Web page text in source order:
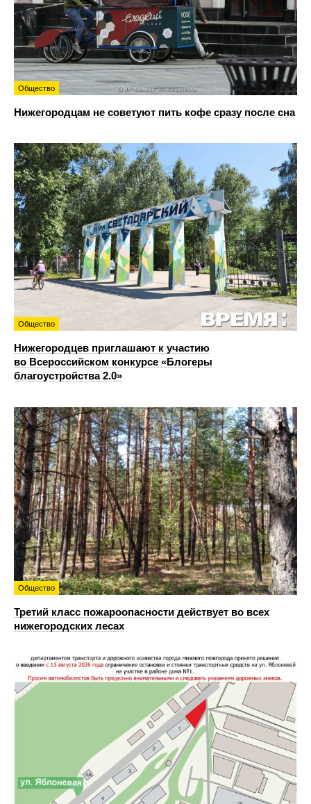
Общество
Нижегородцам не советуют пить кофе сразу после сна
Общество
Нижегородцев приглашают к участию
во Всероссийском конкурсе «Блогеры
благоустройства 2.0»
Общество
Третий класс пожароопасности действует во всех
нижегородских лесах